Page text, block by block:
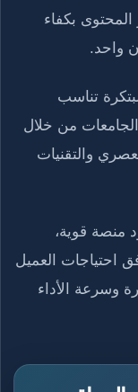
بكفاء
واحد.
تناسب
من خلال
والتقنيات
منصة قوية،
احتياجات العميل
وسرعة الأداء